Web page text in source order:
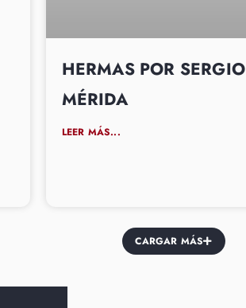
HERMAS POR SERGIO
MÉRIDA
LEER MÁS...
CARGAR MÁS